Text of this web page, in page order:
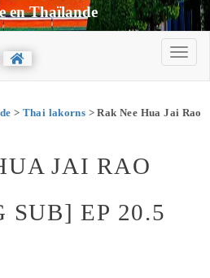
en Thaïlande
> Thai lakorns > Rak Nee Hua Jai Rao
JAI RAO
SUB] EP 20.5